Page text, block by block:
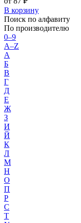
В корзину
Поиск по алфавиту
По производителю
0–9
A–Z
А
Б
В
Г
Д
Е
Ж
З
И
Й
К
Л
М
Н
О
П
Р
С
Т